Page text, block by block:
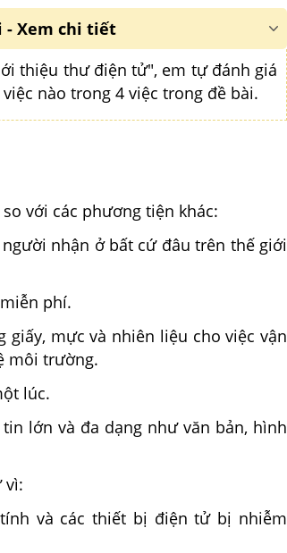
- Xem chi tiết
thiệu thư điện tử", em tự đánh giá
nào trong 4 việc trong đề bài.
với các phương tiện khác:
nhận ở bất cứ đâu trên thế giới
phí.
mực và nhiên liệu cho việc vận
môi trường.
lúc.
lớn và đa dạng như văn bản, hình
vì:
và các thiết bị điện tử bị nhiễm